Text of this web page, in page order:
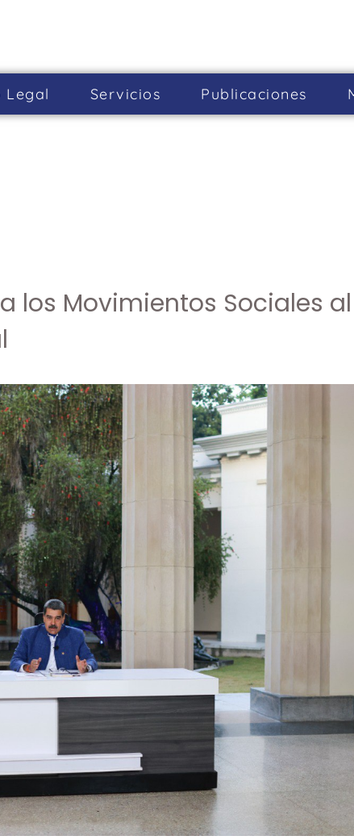
Legal Servicios Publicaciones
los Movimientos Sociales al